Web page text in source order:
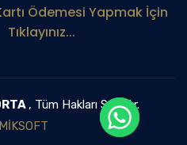
Ödemesi Yapmak İçin
Tıklayınız...
, Tüm Hakları Saklıdır.